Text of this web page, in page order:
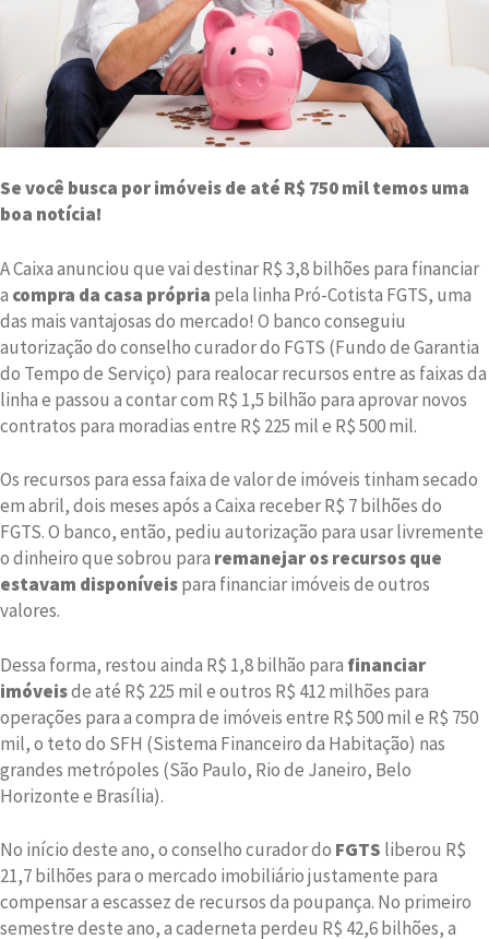
Se você busca por imóveis de até R$ 750 mil temos uma
boa notícia!
A Caixa anunciou que vai destinar R$ 3,8 bilhões para financiar
a compra da casa própria pela linha Pró-Cotista FGTS, uma
das mais vantajosas do mercado! O banco conseguiu
autorização do conselho curador do FGTS (Fundo de Garantia
do Tempo de Serviço) para realocar recursos entre as faixas da
linha e passou a contar com R$ 1,5 bilhão para aprovar novos
contratos para moradias entre R$ 225 mil e R$ 500 mil.
Os recursos para essa faixa de valor de imóveis tinham secado
em abril, dois meses após a Caixa receber R$ 7 bilhões do
FGTS. O banco, então, pediu autorização para usar livremente
o dinheiro que sobrou para remanejar os recursos que
estavam disponíveispara financiar imóveis de outros
valores.
Dessa forma, restou ainda R$ 1,8 bilhão para financiar
imóveisde até R$ 225 mil e outros R$ 412 milhões para
operações para a compra de imóveis entre R$ 500 mil e R$ 750
mil, o teto do SFH (Sistema Financeiro da Habitação) nas
grandes metrópoles (São Paulo, Rio de Janeiro, Belo
Horizonte e Brasília).
No início deste ano, o conselho curador do FGTS liberou R$
21,7 bilhões para o mercado imobiliário justamente para
compensar a escassez de recursos da poupança. No primeiro
semestre deste ano, a caderneta perdeu R$ 42,6 bilhões, a